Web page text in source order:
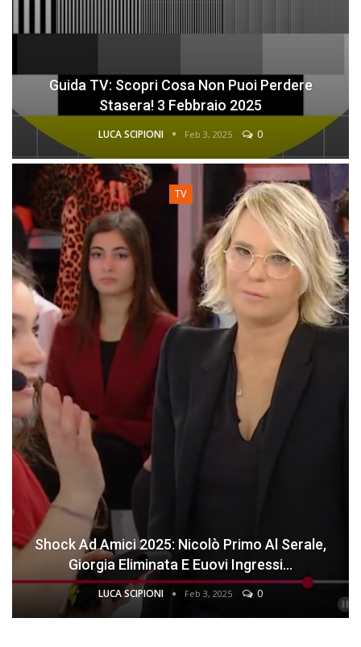
Guida TV: Scopri Cosa Non Puoi Perdere
Stasera! 3 Febbraio 2025
LUCA SCIPIONI Feb 3, 2025 0
TV
Shock Ad Amici 2025: Nicolò Primo Al Serale,
Giorgia Eliminata E Euovi Ingressi…
LUCA SCIPIONI Feb 3, 2025 0